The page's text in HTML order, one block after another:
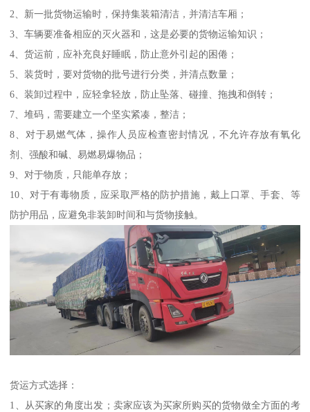
2、新一批货物运输时，保持集装箱清洁，并清洁车厢；
3、车辆要准备相应的灭火器和，这是必要的货物运输知识；
4、货运前，应补充良好睡眠，防止意外引起的困倦；
5、装货时，要对货物的批号进行分类，并清点数量；
6、装卸过程中，应轻拿轻放，防止坠落、碰撞、拖拽和倒转；
7、堆码，需要建立一个坚实紧凑，整洁；
8、对于易燃气体，操作人员应检查密封情况，不允许存放有氧化
剂、强酸和碱、易燃易爆物品；
9、对于物质，只能单存放；
10、对于有毒物质，应采取严格的防护措施，戴上口罩、手套、等
防护用品，应避免非装卸时间和与货物接触。
货运方式选择：
1、从买家的角度出发；卖家应该为买家所购买的货物做全方面的考